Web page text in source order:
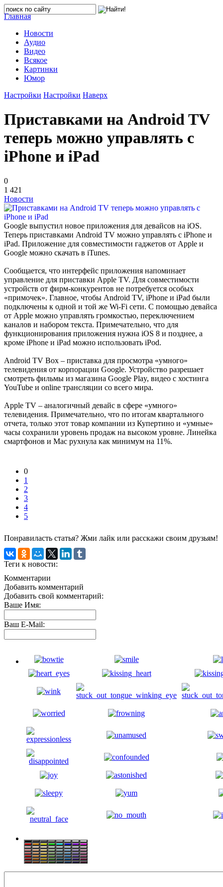
Главная
Новости
Аудио
Видео
Всякое
Картинки
Юмор
Настройки Настройки Наверх
Приставками на Android TV
теперь можно управлять с
iPhone и iPad
0
1 421
Новости
Google выпустил новое приложения для девайсов на iOS.
Теперь приставками Android TV можно управлять с iPhone и
iPad. Приложение для совместимости гаджетов от Apple и
Google можно скачать в iTunes.
Сообщается, что интерфейс приложения напоминает
управление для приставки Apple TV. Для совместимости
устройств от фирм-конкурентов не потребуется особых
«примочек». Главное, чтобы Android TV, iPhone и iPad были
подключены к одной и той же Wi-Fi сети. С помощью девайса
от Apple можно управлять громкостью, переключением
каналов и набором текста. Примечательно, что для
функционирования приложения нужна iOS 8 и позднее, а
кроме iPhone и iPad можно использовать iPod.
Android TV Box – приставка для просмотра «умного»
телевидения от корпорации Google. Устройство разрешает
смотреть фильмы из магазина Google Play, видео с хостинга
YouTube и online трансляции со всего мира.
Apple TV – аналогичный девайс в сфере «умного»
телевидения. Примечательно, что по итогам квартального
отчета, только этот товар компании из Купертино и «умные»
часы сохранили уровень продаж на высоком уровне. Линейка
смартфонов и Mac рухнула как минимум на 11%.
0
1
2
3
4
5
Понравиласть статья? Жми лайк или расскажи своим друзьям!
Теги к новости:
Комментарии
Добавить комментарий
Добавить свой комментарий:
Ваше Имя:
Ваш E-Mail: